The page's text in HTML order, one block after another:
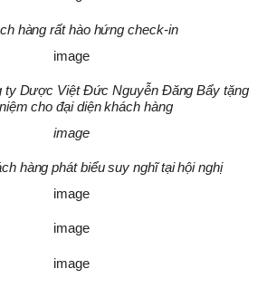
hàng rất hào hứng check-in
ty Dược Việt Đức Nguyễn Đăng Bẩy tặng
cho đại diện khách hàng
hàng phát biểu suy nghĩ tại hội nghị